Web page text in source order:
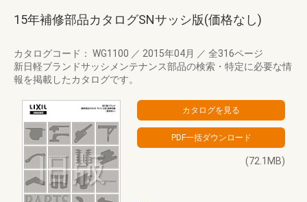
15年補修部品カタログSNサッシ版(価格なし)
カタログコード： WG1100 ／ 2015年04月 ／ 全316ページ
新日軽ブランドサッシメンテナンス部品の検索・特定に必要な情
報を掲載したカタログです。
(72.1MB)